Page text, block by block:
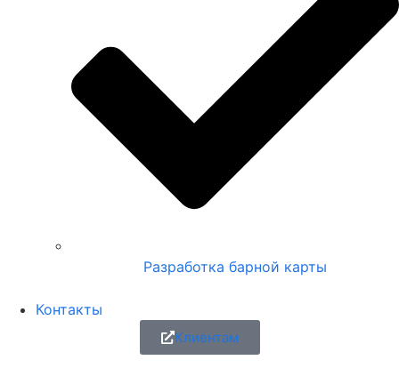
Разработка барной карты
Контакты
Клиентам